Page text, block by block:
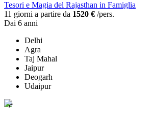
Tesori e Magia del Rajasthan in Famiglia
11 giorni a partire da 1520 € /pers.
Dai 6 anni
Delhi
Agra
Taj Mahal
Jaipur
Deogarh
Udaipur